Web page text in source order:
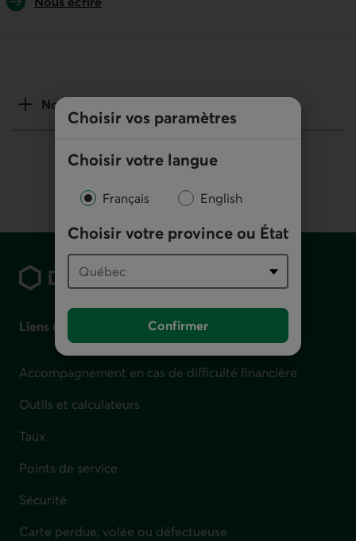
Choisir vos paramètres
Choisir votre langue
Français English
Choisir votre province ou État
Confirmer
Notes
Pied de page
Liens utiles
Accompagnement en cas de difficulté financière
Outils et calculateurs
Taux
Points de service
Sécurité
Carte perdue, volée ou défectueuse